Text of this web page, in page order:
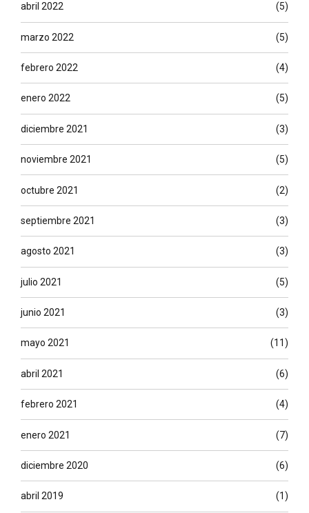
abril 2022 (5)
marzo 2022 (5)
febrero 2022 (4)
enero 2022 (5)
diciembre 2021 (3)
noviembre 2021 (5)
octubre 2021 (2)
septiembre 2021 (3)
agosto 2021 (3)
julio 2021 (5)
junio 2021 (3)
mayo 2021 (11)
abril 2021 (6)
febrero 2021 (4)
enero 2021 (7)
diciembre 2020 (6)
abril 2019 (1)